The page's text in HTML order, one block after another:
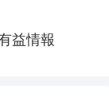
益情報